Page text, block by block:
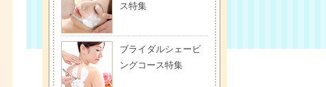
ス特集
ブライダルシェービ
ングコース特集